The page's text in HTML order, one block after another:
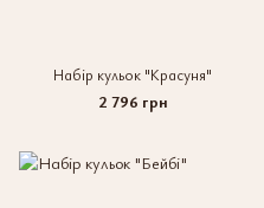
Набір кульок "Красуня"
2 796 грн